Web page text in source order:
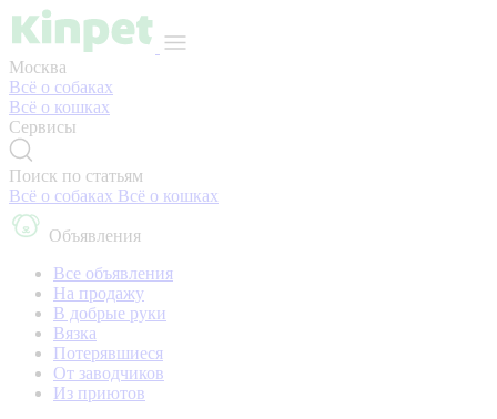
Москва
Всё о собаках
Всё о кошках
Сервисы
Поиск по статьям
Всё о собаках Всё о кошках
Объявления
Все объявления
На продажу
В добрые руки
Вязка
Потерявшиеся
От заводчиков
Из приютов